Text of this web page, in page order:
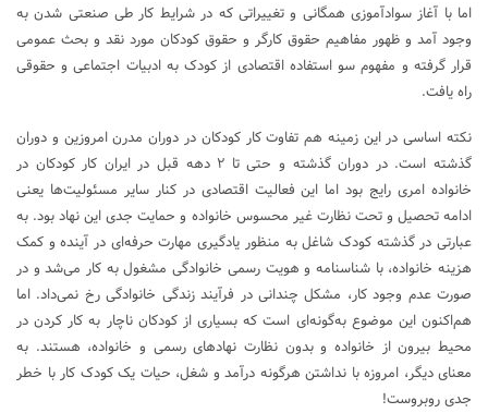
اما با آغاز سوادآموزی همگانی و تغییراتی که در شرایط کار طی صنعتی شدن به
وجود آمد و ظهور مفاهیم حقوق کارگر و حقوق کودکان مورد نقد و بحث عمومی
قرار گرفته و مفهوم سو استفاده اقتصادی از کودک به ادبیات اجتماعی و حقوقی
راه یافت.
نکته اساسی در این زمینه هم تفاوت کار کودکان در دوران مدرن امروزین و دوران
گذشته است. در دوران گذشته و حتی تا ۲ دهه قبل در ایران کار کودکان در
خانواده امری رایج بود اما این فعالیت اقتصادی در کنار سایر مسئولیت‌ها یعنی
ادامه تحصیل و تحت نظارت غیر محسوس خانواده و حمایت جدی این نهاد بود. به
عبارتی در گذشته کودک شاغل به منظور یادگیری مهارت حرفه‌ای در آینده و کمک
هزینه خانواده، با شناسنامه و هویت رسمی خانوادگی مشغول به کار می‌شد و در
صورت عدم وجود کار، مشکل چندانی در فرآیند زندگی خانوادگی رخ نمی‌داد. اما
هم‌اکنون این موضوع به‌گونه‌ای است که بسیاری از کودکان ناچار به کار کردن در
محیط بیرون از خانواده و بدون نظارت نهادهای رسمی و خانواده، هستند. به
معنای دیگر، امروزه با نداشتن هرگونه درآمد و شغل، حیات یک کودک کار با خطر
جدی روبروست!